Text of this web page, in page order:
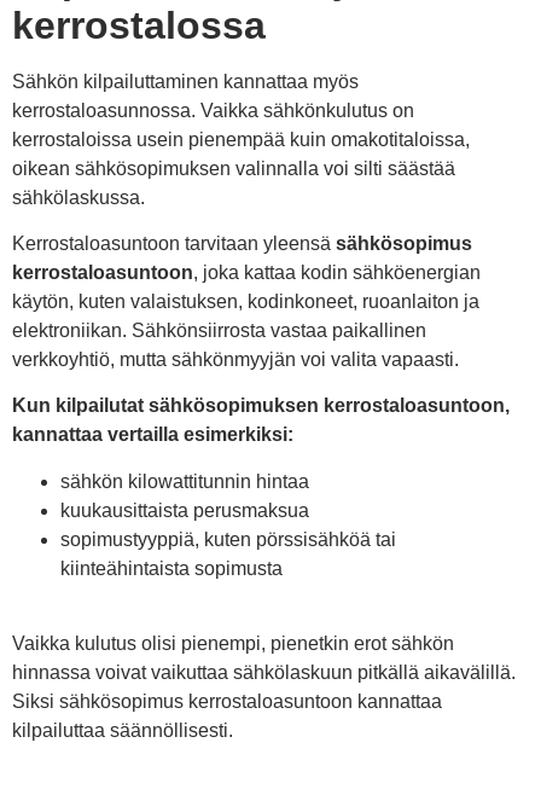
kerrostalossa
Sähkön kilpailuttaminen kannattaa myös
kerrostaloasunnossa. Vaikka sähkönkulutus on
kerrostaloissa usein pienempää kuin omakotitaloissa,
oikean sähkösopimuksen valinnalla voi silti säästää
sähkölaskussa.
Kerrostaloasuntoon tarvitaan yleensä sähkösopimus
kerrostaloasuntoon, joka kattaa kodin sähköenergian
käytön, kuten valaistuksen, kodinkoneet, ruoanlaiton ja
elektroniikan. Sähkönsiirrosta vastaa paikallinen
verkkoyhtiö, mutta sähkönmyyjän voi valita vapaasti.
Kun kilpailutat sähkösopimuksen kerrostaloasuntoon,
kannattaa vertailla esimerkiksi:
sähkön kilowattitunnin hintaa
kuukausittaista perusmaksua
sopimustyyppiä, kuten pörssisähköä tai
kiinteähintaista sopimusta
Vaikka kulutus olisi pienempi, pienetkin erot sähkön
hinnassa voivat vaikuttaa sähkölaskuun pitkällä aikavälillä.
Siksi sähkösopimus kerrostaloasuntoon kannattaa
kilpailuttaa säännöllisesti.